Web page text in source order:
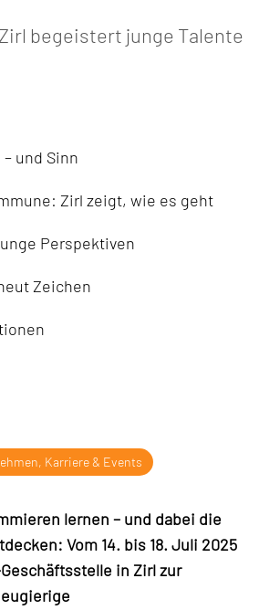
begeistert junge Talente
und Sinn
Zirl zeigt, wie es geht
Perspektiven
Zeichen
Karriere & Events
lernen – und dabei die
Vom 14. bis 18. Juli 2025
in Zirl zur